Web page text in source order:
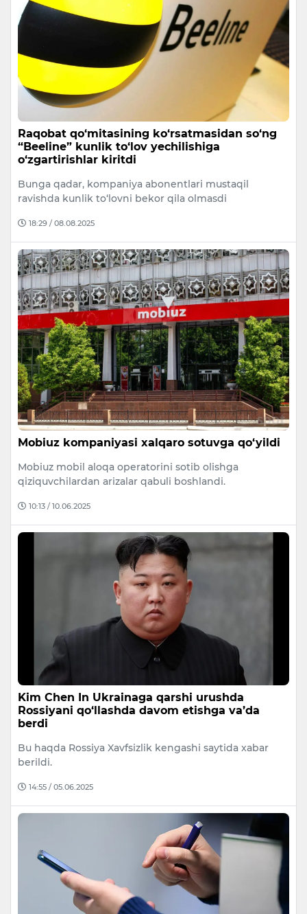
Raqobat qo‘mitasining ko‘rsatmasidan so‘ng
“Beeline” kunlik to‘lov yechilishiga
o‘zgartirishlar kiritdi
Bunga qadar, kompaniya abonentlari mustaqil
ravishda kunlik to‘lovni bekor qila olmasdi
18:29 / 08.08.2025
Mobiuz kompaniyasi xalqaro sotuvga qo‘yildi
Mobiuz mobil aloqa operatorini sotib olishga
qiziquvchilardan arizalar qabuli boshlandi.
10:13 / 10.06.2025
Kim Chen In Ukrainaga qarshi urushda
Rossiyani qo‘llashda davom etishga va’da
berdi
Bu haqda Rossiya Xavfsizlik kengashi saytida xabar
berildi.
14:55 / 05.06.2025